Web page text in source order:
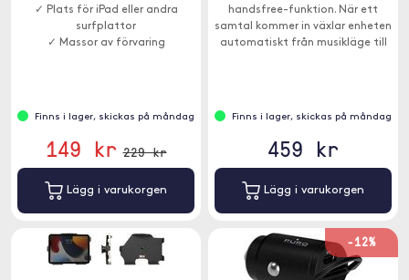
✓ Plats för iPad eller andra
surfplattor
✓ Massor av förvaring
Finns i lager, skickas på måndag
149 kr 229 kr
Lägg i varukorgen
handsfree-funktion. När ett
samtal kommer in växlar enheten
automatiskt från musikläge till
Finns i lager, skickas på måndag
459 kr
Lägg i varukorgen
-12%